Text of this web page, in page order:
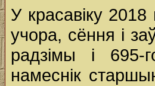
У красавіку
учора, сёння і
радзімы і 695-
намеснік